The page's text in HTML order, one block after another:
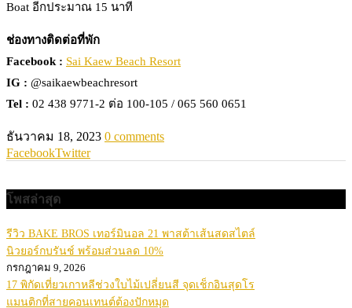
Boat อีกประมาณ 15 นาที
ช่องทางติดต่อที่พัก
Facebook : Sai Kaew Beach Resort
IG : @saikaewbeachresort
Tel : 02 438 9771-2 ต่อ 100-105 / 065 560 0651
ธันวาคม 18, 2023 0 comments
FacebookTwitter
โพสล่าสุด
รีวิว BAKE BROS เทอร์มินอล 21 พาสต้าเส้นสดสไตล์
นิวยอร์กบรันช์ พร้อมส่วนลด 10%
กรกฎาคม 9, 2026
17 พิกัดเที่ยวเกาหลีช่วงใบไม้เปลี่ยนสี จุดเช็กอินสุดโร
แมนติกที่สายคอนเทนต์ต้องปักหมุด